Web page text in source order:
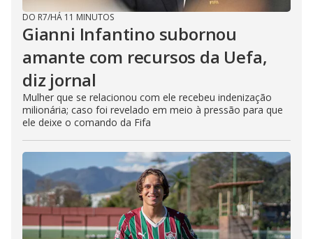
DO R7/HÁ 11 MINUTOS
Gianni Infantino subornou
amante com recursos da Uefa,
diz jornal
Mulher que se relacionou com ele recebeu indenização
milionária; caso foi revelado em meio à pressão para que
ele deixe o comando da Fifa